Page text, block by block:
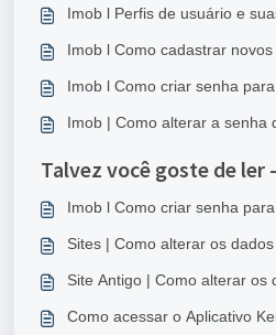
Imob l Perfis de usuário e
Imob l Como cadastrar
Imob l Como criar senha
Imob | Como alterar a senha
Talvez você goste de ler -
Imob l Como criar senha
Sites | Como alterar os
Site Antigo | Como
Como acessar o Aplicativo